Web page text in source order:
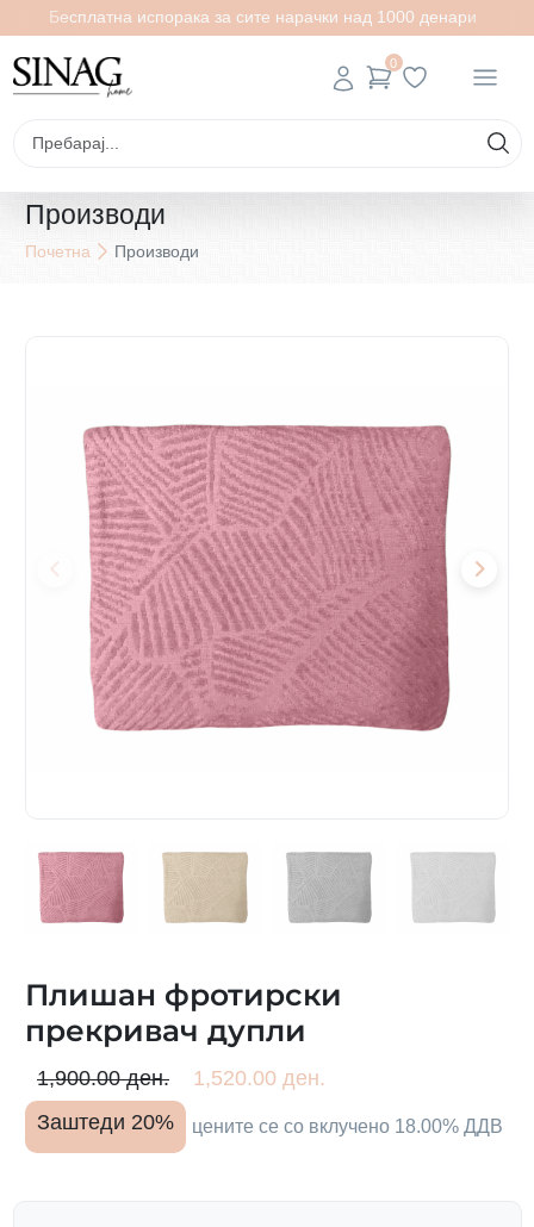
Бесплатна испорака за сите нарачки над 1000 денари
0
Производи
Почетна Производи
Плишан фротирски
прекривач дупли
1,900.00 ден.
1,520.00 ден.
Заштеди 20%
цените се со вклучено 18.00% ДДВ